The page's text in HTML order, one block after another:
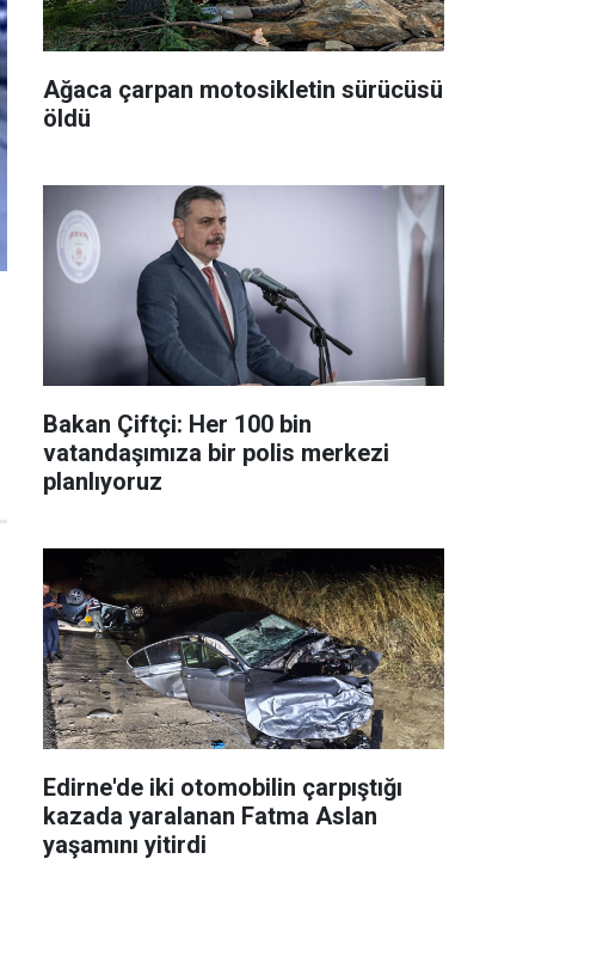
Ağaca çarpan motosikletin sürücüsü
öldü
Bakan Çiftçi: Her 100 bin
vatandaşımıza bir polis merkezi
planlıyoruz
Edirne'de iki otomobilin çarpıştığı
kazada yaralanan Fatma Aslan
yaşamını yitirdi